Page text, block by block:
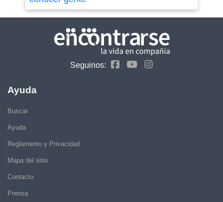
Seguinos:
Ayuda
Buscar
Ayuda
Reglamento y Privacidad
Mapa del sitio
Contacto
Prensa